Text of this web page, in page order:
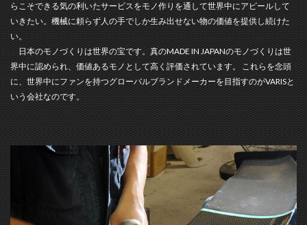
らこそできる気の利いたサービスをモノ作りを通して世界中にアピールして
いきたい。機械に頼らず人の手でしか生み出せない物の価値を提供し続けた
い。
日本のモノづくりは世界の宝です。真のMADE IN JAPANのモノづくりは世
界中に認められ、価値あるモノとして高く評価されています。 これらを念頭
に、世界中にファンを持つグローバルブランドメーカーを目指すのがVARISと
いう会社なのです。